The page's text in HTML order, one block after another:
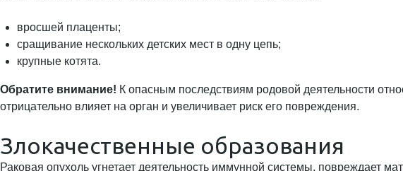
вросшей плаценты;
сращивание нескольких детских мест в одну цепь;
крупные котята.
Обратите внимание! К опасным последствиям родовой деятельности
отрицательно влияет на орган и увеличивает риск его повреждения.
Злокачественные образования
Раковая опухоль угнетает деятельность иммунной системы, повреждает